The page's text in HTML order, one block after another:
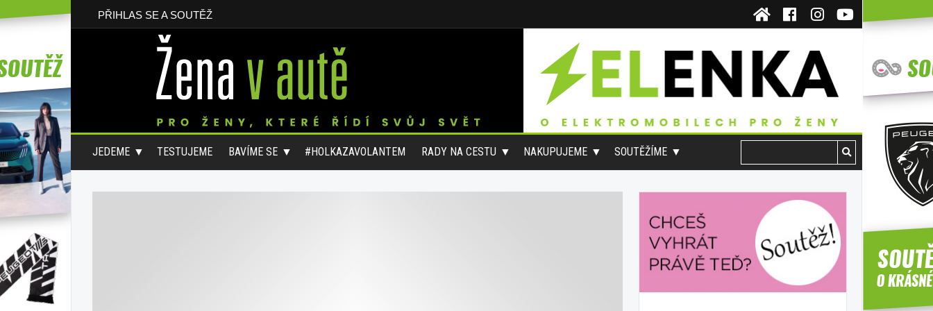
PŘIHLAS SE A SOUTĚŽ
JEDEME TESTUJEME BAVÍME SE #HOLKAZAVOLANTEM RADY NA CESTU NAKUPUJEME SOUTĚŽÍME